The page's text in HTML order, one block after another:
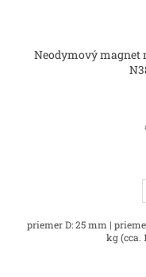
Neodymový magnet
priemer D: 25 mm |
kg (cca.